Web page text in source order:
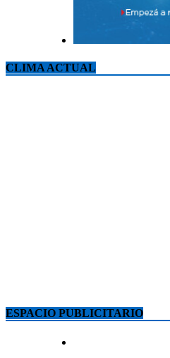
CLIMA ACTUAL
ESPACIO PUBLICITARIO